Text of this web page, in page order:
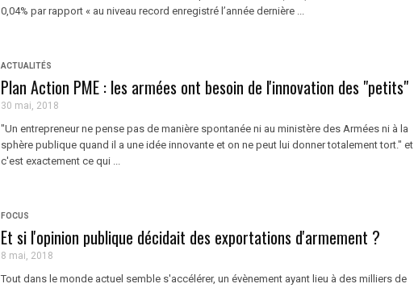
0,04% par rapport « au niveau record enregistré l’année dernière ...
ACTUALITÉS
Plan Action PME : les armées ont besoin de l'innovation des "petits"
30 mai, 2018
"Un entrepreneur ne pense pas de manière spontanée ni au ministère des Armées ni à la
sphère publique quand il a une idée innovante et on ne peut lui donner totalement tort." et
c'est exactement ce qui ...
FOCUS
Et si l'opinion publique décidait des exportations d'armement ?
8 mai, 2018
Tout dans le monde actuel semble s'accélérer, un évènement ayant lieu à des milliers de